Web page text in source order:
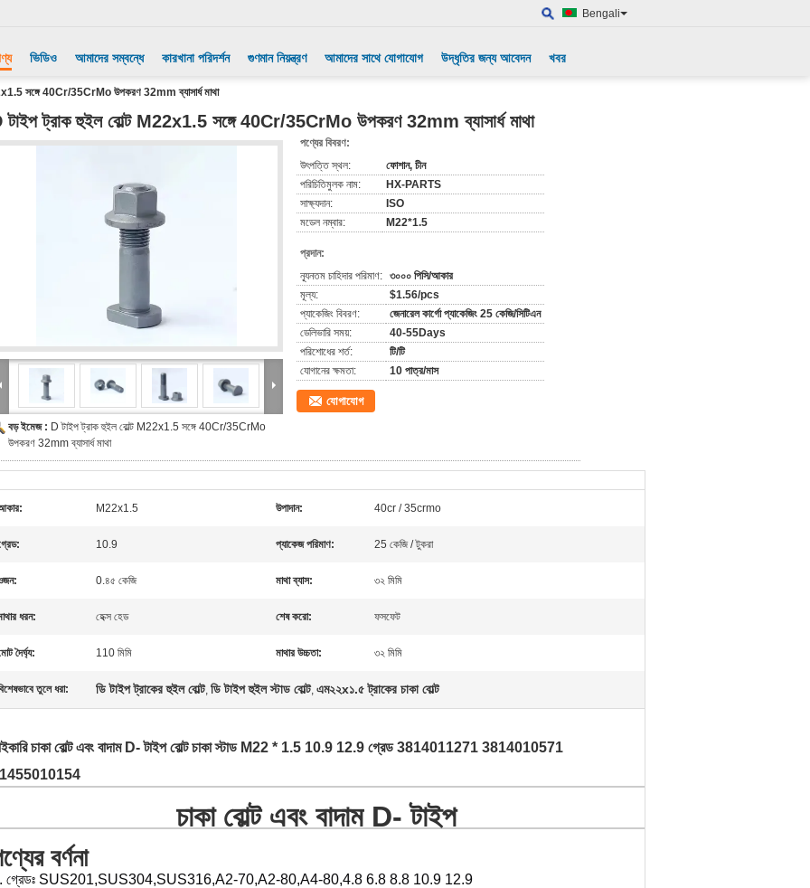
Bengali
ভিডিও আমাদের সম্বন্ধে কারখানা পরিদর্শন গুণমান নিয়ন্ত্রণ আমাদের সাথে যোগাযোগ উদ্ধৃতির জন্য আবেদন খবর
সঙ্গে 40Cr/35CrMo উপকরণ 32mm ব্যাসার্ধ মাথা
টাইপ ট্রাক হুইল বোল্ট M22x1.5 সঙ্গে 40Cr/35CrMo উপকরণ 32mm ব্যাসার্ধ মাথা
বড় ইমেজ : D টাইপ ট্রাক হুইল বোল্ট M22x1.5 সঙ্গে 40Cr/35CrMo
উপকরণ 32mm ব্যাসার্ধ মাথা
পণ্যের বিবরণ:
উৎপত্তি স্থল:
ফোশান, চীন
পরিচিতিমুলক নাম:
HX-PARTS
সাক্ষ্যদান:
ISO
মডেল নম্বার:
M22*1.5
প্রদান:
ন্যূনতম চাহিদার পরিমাণ: ৩০০০ পিসি/আকার
মূল্য:
$1.56/pcs
প্যাকেজিং বিবরণ:
জেনারেল কার্গো প্যাকেজিং 25 কেজি/সিটিএন
ডেলিভারি সময়:
40-55Days
পরিশোধের শর্ত:
টি/টি
যোগানের ক্ষমতা:
10 পাত্র/মাস
যোগাযোগ
M22x1.5 উপাদান: 40cr / 35crmo
10.9 প্যাকেজ পরিমাণ: 25 কেজি / টুকরা
0.৪৫ কেজি মাথা ব্যাস: ৩২ মিমি
ধরন: হেক্স হেড শেষ করো: ফসফেট
দৈর্ঘ্য: 110 মিমি মাথার উচ্চতা: ৩২ মিমি
তুলে ধরা: ডি টাইপ ট্রাকের হুইল বোল্ট, ডি টাইপ হুইল স্টাড বোল্ট, এম২২x১.৫ ট্রাকের চাকা বোল্ট
চাকা বোল্ট এবং বাদাম D- টাইপ বোল্ট চাকা স্টাড M22 * 1.5 10.9 12.9 গ্রেড 3814011271 3814010571
চাকা বোল্ট এবং বাদাম D- টাইপ
বর্ণনা
গ্রেডঃ SUS201,SUS304,SUS316,A2-70,A2-80,A4-80,4.8 6.8 8.8 10.9 12.9